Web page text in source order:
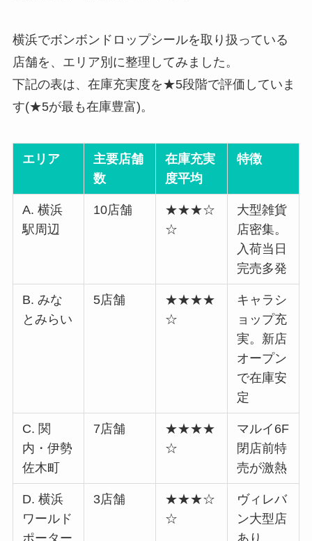
横浜でボンボンドロップシールを取り扱っている
店舗を、エリア別に整理してみました。
下記の表は、在庫充実度を★5段階で評価していま
す(★5が最も在庫豊富)。
エリア
主要店舗
数
在庫充実
度平均
特徴
A. 横浜
駅周辺
10店舗
★★★☆
☆
大型雑貨
店密集。
入荷当日
完売多発
B. みな
とみらい
5店舗
★★★★
☆
キャラシ
ョップ充
実。新店
オープン
で在庫安
定
C. 関
内・伊勢
佐木町
7店舗
★★★★
☆
マルイ6F
閉店前特
売が激熱
D. 横浜
ワールド
ポーター
3店舗
★★★☆
☆
ヴィレバ
ン大型店
あり